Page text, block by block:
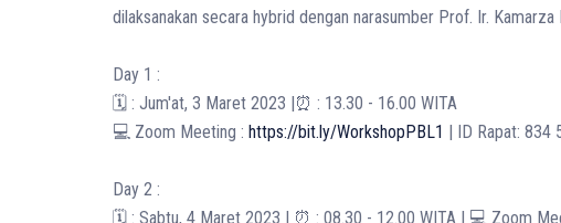
dilaksanakan secara hybrid dengan narasumber Prof. Ir.
Day 1 :
🗓️ : Jum'at, 3 Maret 2023 |⏰ : 13.30 - 16.00 WITA
💻 Zoom Meeting : https://bit.ly/WorkshopPBL1 | ID Rapat: 834
Day 2 :
🗓️ : Sabtu, 4 Maret 2023 | ⏰ : 08.30 - 12.00 WITA | 💻 Zoom